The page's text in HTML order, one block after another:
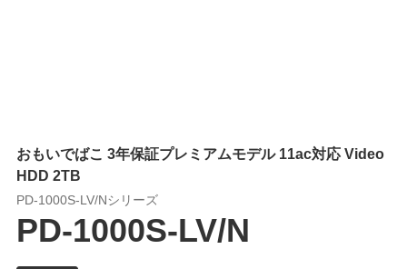
おもいでばこ 3年保証プレミアムモデル 11ac対応 Video
HDD 2TB
PD-1000S-LV/Nシリーズ
PD-1000S-LV/N